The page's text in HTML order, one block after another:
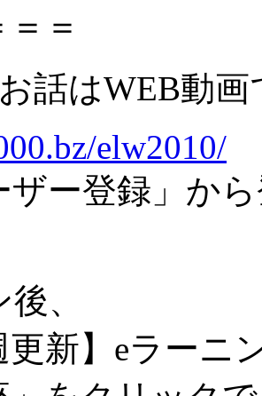
＝
話はWEB動
elw2010/
ザー登録」か
、
更新】eラー